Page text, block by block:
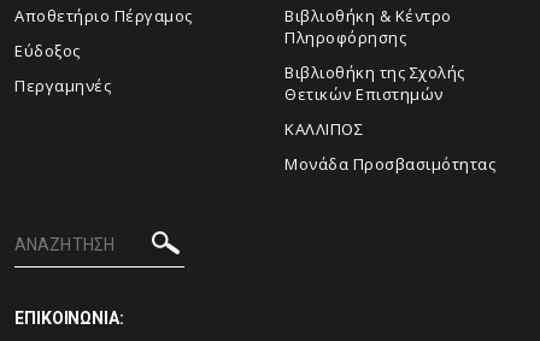
Αποθετήριο Πέργαμος
Εύδοξος
Περγαμηνές
Βιβλιοθήκη & Κέντρο
Πληροφόρησης
Βιβλιοθήκη της Σχολής
Θετικών Επιστημών
ΚΑΛΛΙΠΟΣ
Μονάδα Προσβασιμότητας
ΕΠΙΚΟΙΝΩΝΙΑ: